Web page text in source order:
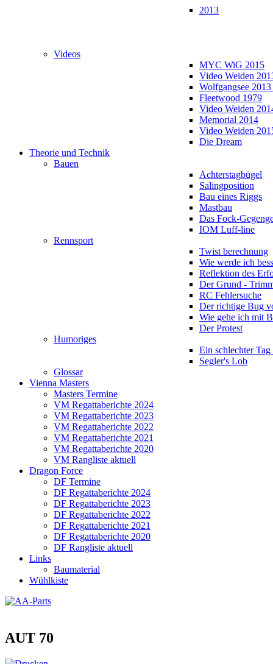
2013
Videos
MYC WiG 2015
Video Weiden
Wolfgangsee
Fleetwood 1979
Video Weiden
Memorial 2014
Video Weiden
Die Dream
Theorie und Technik
Bauen
Achterstagbügel
Salingposition
Bau eines Riggs
Mastbau
Das Fock-
IOM Luff-line
Rennsport
Twist berechnung
Wie werde ich
Reflektion des
Der Grund -
RC Fehlersuche
Der richtige Bug
Wie gehe ich mit
Der Protest
Humoriges
Ein schlechter Tag
Segler's Lob
Glossar
Vienna Masters
Masters Termine
VM Regattaberichte 2024
VM Regattaberichte 2023
VM Regattaberichte 2022
VM Regattaberichte 2021
VM Regattaberichte 2020
VM Rangliste aktuell
Dragon Force
DF Termine
DF Regattaberichte 2024
DF Regattaberichte 2023
DF Regattaberichte 2022
DF Regattaberichte 2021
DF Regattaberichte 2020
DF Rangliste aktuell
Links
Baumaterial
Wühlkiste
AUT 70